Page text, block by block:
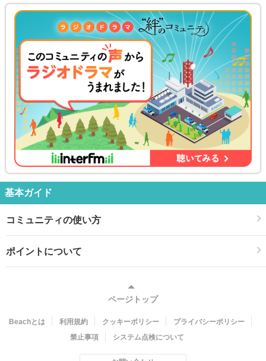
基本ガイド
コミュニティの使い方
ポイントについて
ページトップ
Beachとは 利用規約 クッキーポリシー
プライバシーポリシー
禁止事項
システム点検について